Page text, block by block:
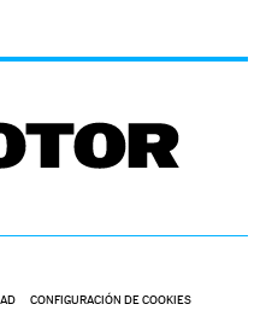
CONFIGURACIÓN DE COOKIES